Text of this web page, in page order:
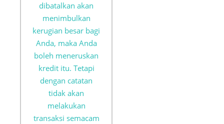
dibatalkan akan
menimbulkan
kerugian besar bagi
Anda, maka Anda
boleh meneruskan
kredit itu. Tetapi
dengan catatan
tidak akan
melakukan
transaksi semacam